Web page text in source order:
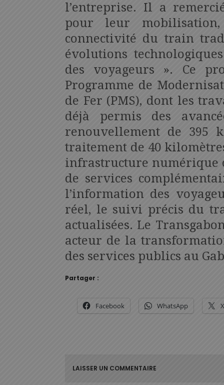
l’entreprise. Il a
pour leur
connectivité du train
évolutions
des voyageurs ». Ce
Programme de
de Fer (PMS), dont les
déjà permis des
renouvellement de 395
traitement de 40
infrastructure numérique
de services
l’information des
réel, le suivi précis du
actualisées. Le
acteur de la
des services publics au
Partager :
Facebook WhatsApp X
LAISSER UN COMMENTAIRE